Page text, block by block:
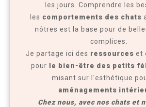
les jours. Comprendre les
les comportements des chats
nôtres est la base pour de
complices.
Je partage ici des ressources et
pour le bien-être des petits
misant sur l'esthétique
aménagements
Chez nous, avec nos chats et